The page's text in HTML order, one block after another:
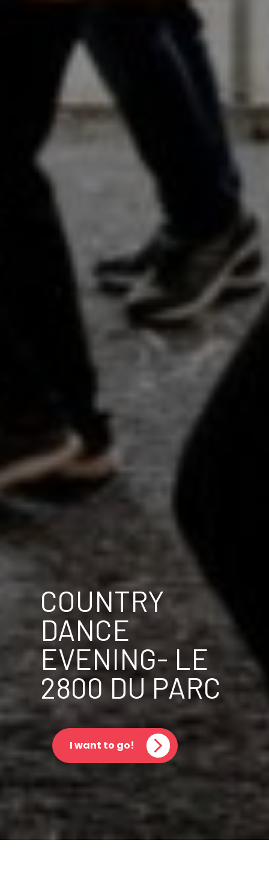
COUNTRY
DANCE
EVENING- LE
2800 DU PARC
I want to go!